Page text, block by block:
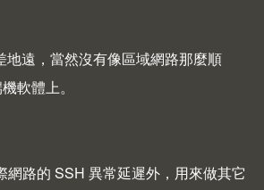
遠，當然沒有像區域網路那麼順
軟體上。
路的 SSH 異常延遲外，用來做其它